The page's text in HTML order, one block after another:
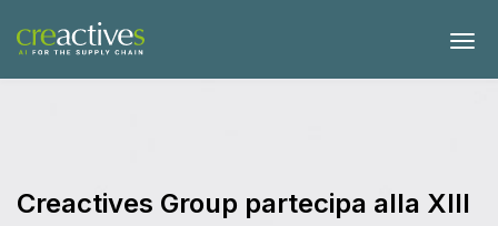
Creactives Group partecipa alla XIII